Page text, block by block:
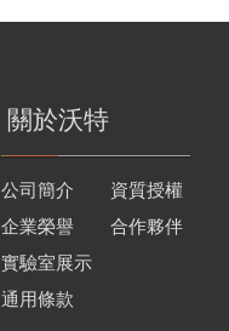
關於沃特
公司簡介
資質授權
企業榮譽
合作夥伴
實驗室展示
通用條款